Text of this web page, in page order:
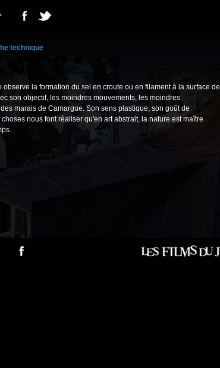
technique
observe la formation du sel en croute ou en filament à la surface de
son objectif, les moindres mouvements, les moindres
marais de Camargue. Son sens plastique, son goût de
choses nous font réaliser qu'en art abstrait, la nature est maître